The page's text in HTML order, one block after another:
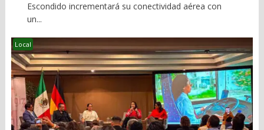
Escondido incrementará su conectividad aérea con
un...
Local